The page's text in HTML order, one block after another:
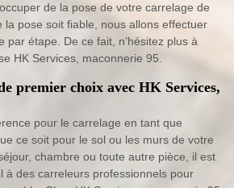
de la pose de votre carrelage de
la pose soit fiable, nous allons effectuer
par étape. De ce fait, n’hésitez plus à
HK Services, maconnerie 95.
premier choix avec HK Services,
pour le carrelage en tant que
ce soit pour le sol ou les murs de votre
chambre ou toute autre pièce, il est
à des carreleurs professionnels pour